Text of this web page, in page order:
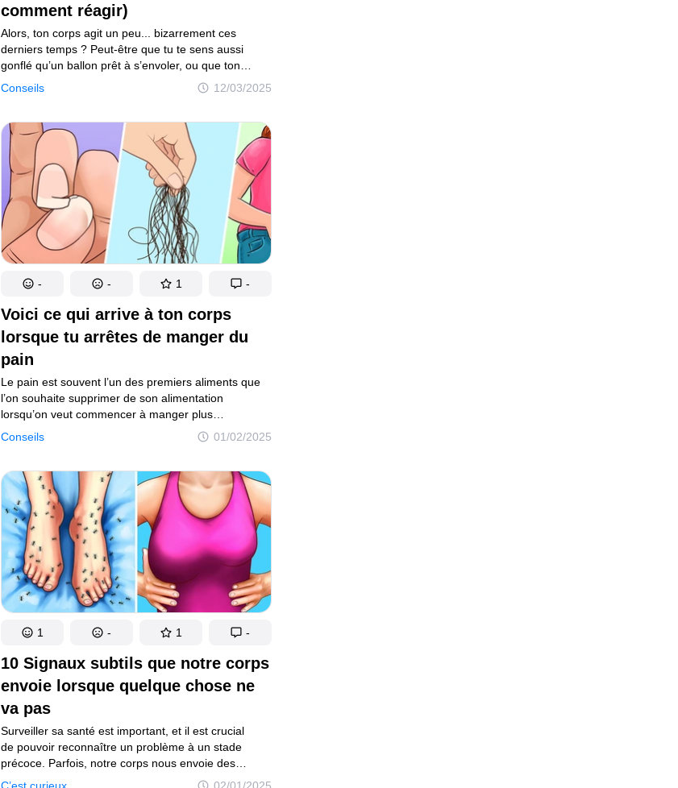
comment réagir)
Conseils 12/03/2025
Alors, ton corps agit un peu... bizarrement ces
derniers temps ? Peut-être que tu te sens aussi
gonflé qu’un ballon prêt à s’envoler, ou que ton
haleine pourrait terrasser un vampire. Ne panique
pas, ton corps adore laisser des indices quand
aussi subtils qu’une enseigne au néon.
Le prédiabète peut sembler effrayant, mais
le détecter tôt change tout. Dans cet article,
on te dévoile 11 signes insolites que ton corps utilise
peut-être pour attirer ton attention.
Voici ce qui arrive à ton corps
lorsque tu arrêtes de manger du
pain
Conseils 01/02/2025
Le pain est souvent l’un des premiers aliments que
l’on souhaite supprimer de son alimentation
lorsqu’on veut commencer à manger plus
sainement. Mais en matière de glucides, les céréales
sont loin d’être égales. Et si la suppression du pain
du pain complet peut en fait priver ton organisme
de nutriments dont il a tant besoin.
- - 1 -
10 Signaux subtils que notre corps
envoie lorsque quelque chose ne
va pas
C’est curieux 02/01/2025
Surveiller sa santé est important, et il est crucial
de pouvoir reconnaître un problème à un stade
précoce. Parfois, notre corps nous envoie des
signaux indiquant que quelque chose ne va pas.
1 - 1 -